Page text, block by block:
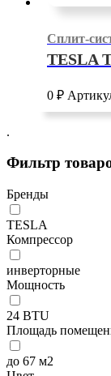
Сплит-
TESLA
0 ₽
.
Фильтр
Бренды
TESLA
Компрессор
инверторные
Мощность
24 BTU
Площадь
до 67 м2